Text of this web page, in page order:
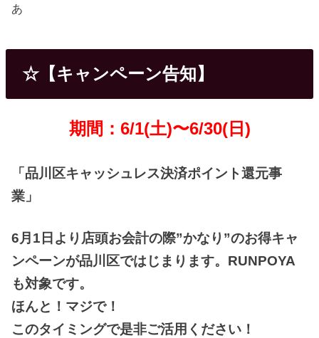
あ
☆【キャンペーン告知】
期間：6/1(土)〜6/30(日)
「品川区キャッシュレス決済ポイント還元事
業」
6月1日より店頭お会計の際”かなり”のお得キャ
ンペーンが品川区ではじまります。RUNPOYA
も対象です。
ほんと！マジで！
このタイミングで是非ご活用ください！